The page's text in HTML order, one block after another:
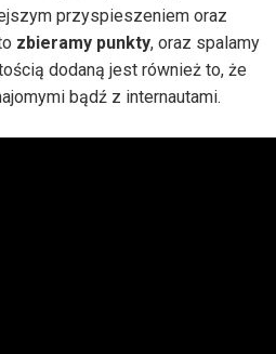
przyspieszeniem oraz
zbieramy punkty, oraz spalamy
dodaną jest również to, że
bądź z internautami.